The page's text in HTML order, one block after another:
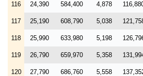
116 24,390 584,400 4,878
117 25,190 608,790 5,038
118 25,990 633,980 5,198
119 26,790 659,970 5,358
120 27,790 686,760 5,558